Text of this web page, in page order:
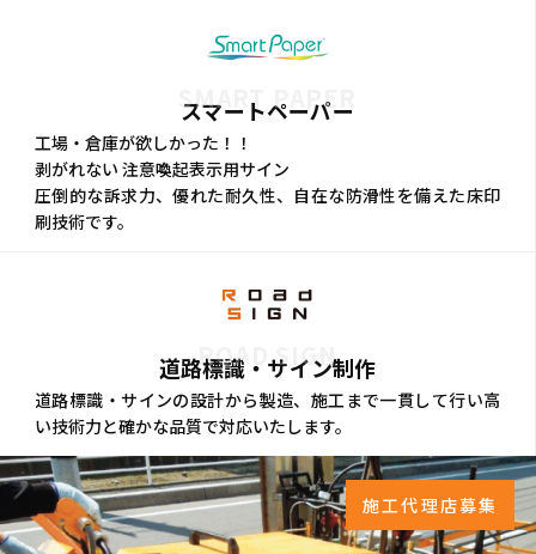
SMART PAPER
スマートペーパー
工場・倉庫が欲しかった！！
剥がれない 注意喚起表示用サイン
圧倒的な訴求力、優れた耐久性、自在な防滑性を備えた床印
刷技術です。
ROAD SIGN
道路標識・サイン制作
道路標識・サインの設計から製造、施工まで一貫して行い高
い技術力と確かな品質で対応いたします。
施工代理店募集